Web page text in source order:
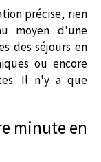
précise, rien
moyen d'une
des séjours en
ou encore
Il n'y a que
minute en